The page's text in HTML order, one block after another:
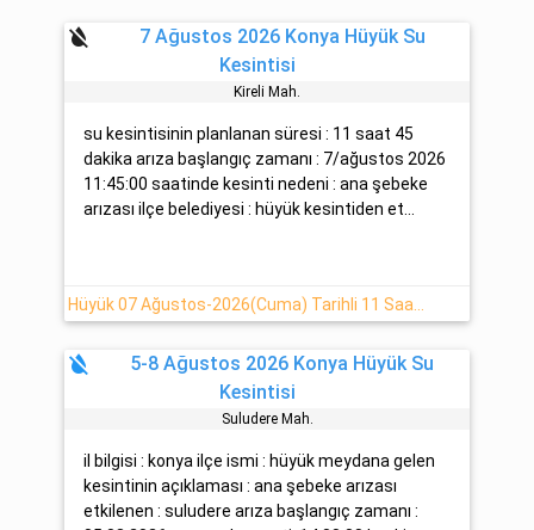
format_color_reset
7 Ağustos 2026 Konya Hüyük Su
Kesintisi
Kireli̇ Mah.
su kesintisinin planlanan süresi : 11 saat 45
dakika arıza başlangıç zamanı : 7/ağustos 2026
11:45:00 saatinde kesinti nedeni : ana şebeke
arızası ilçe belediyesi : hüyük kesintiden et...
format_color_reset
5-8 Ağustos 2026 Konya Hüyük Su
Kesintisi
Suludere Mah.
il bilgisi : konya ilçe ismi : hüyük meydana gelen
kesintinin açıklaması : ana şebeke arızası
etkilenen : suludere arıza başlangıç zamanı :